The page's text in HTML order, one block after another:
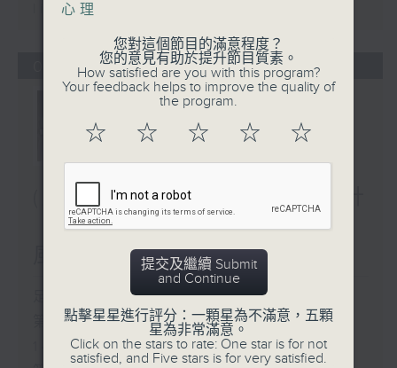
live webcast
06/08/2026
(主持：虞逸峯、廖杏茵) 設計
「耀」潛能 / 糖尿眼與眼中
足本 Full (HKT 13:00 - 15:00)
第一部份 Part 1 (HKT 13:05 -
14:00)
心理
您對這個節目的滿意程度？
您的意見有助於提升節目質素。
How satisfied are you with this program?
Your feedback helps to improve the quality of
the program.
☆ ☆ ☆ ☆ ☆
提交及繼續 Submit
and Continue
點擊星星進行評分：一顆星為不滿意，五顆
星為非常滿意。
Click on the stars to rate: One star is for not
satisfied, and Five stars is for very satisfied.